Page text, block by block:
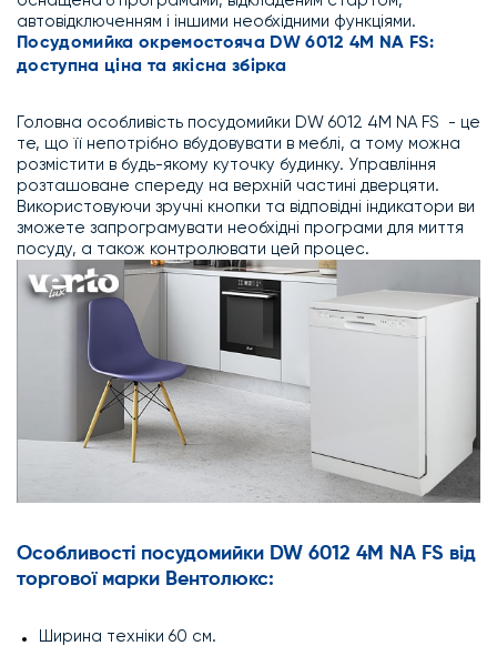
автовідключенням і іншими необхідними функціями.
Посудомийка окремостояча DW 6012 4M NA FS:
доступна ціна та якісна збірка
Головна особливість посудомийки DW 6012 4M NA FS - це
те, що її непотрібно вбудовувати в меблі, а тому можна
розмістити в будь-якому куточку будинку. Управління
розташоване спереду на верхній частині дверцяти.
Використовуючи зручні кнопки та відповідні індикатори ви
зможете запрограмувати необхідні програми для миття
посуду, а також контролювати цей процес.
Особливості посудомийки DW 6012 4M NA FS від
торгової марки Вентолюкс:
Ширина техніки 60 см.